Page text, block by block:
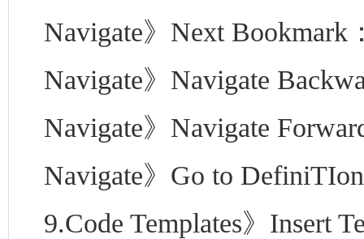
Navigate》Next
Navigate》Navigate
Navigate》Navigate
Navigate》Go to
9.Code Templates》Insert